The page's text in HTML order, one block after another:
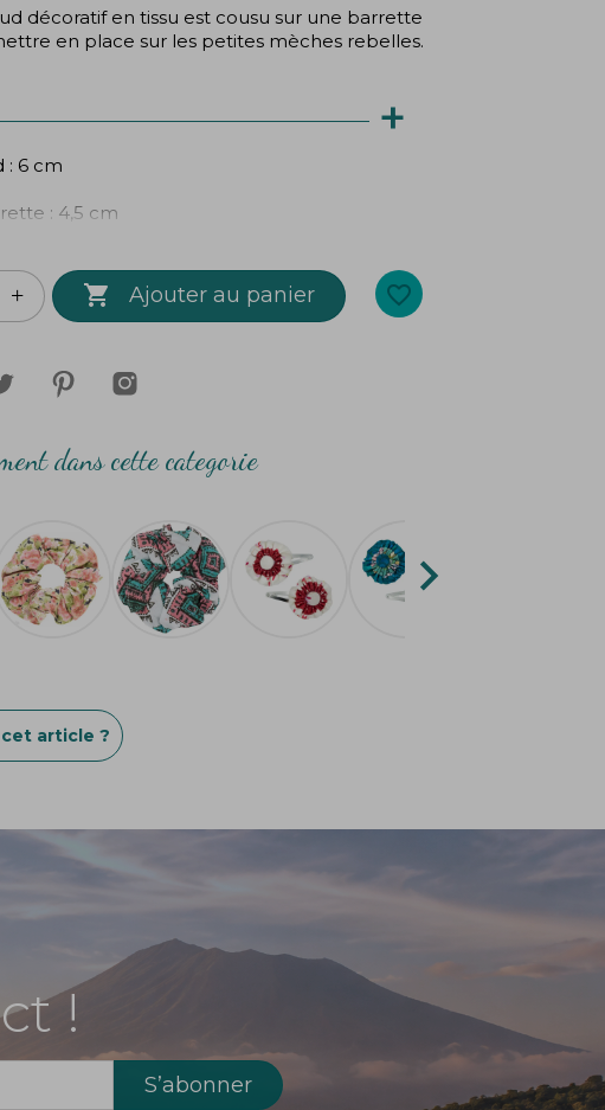
décoratif en tissu est cousu sur une barrette
en place sur les petites mèches rebelles.
+
6 cm
: 4,5 cm
 Ajouter au panier favorite_border
dans cette categorie

article ?
!